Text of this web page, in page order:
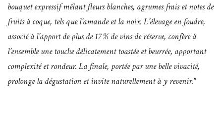
bouquet expressif mêlant fleurs blanches, agrumes frais et notes de
fruits à coque, tels que l’amande et la noix. L’élevage en foudre,
associé à l’apport de plus de 17 % de vins de réserve, confère à
l’ensemble une touche délicatement toastée et beurrée, apportant
complexité et rondeur. La finale, portée par une belle vivacité,
prolonge la dégustation et invite naturellement à y revenir."